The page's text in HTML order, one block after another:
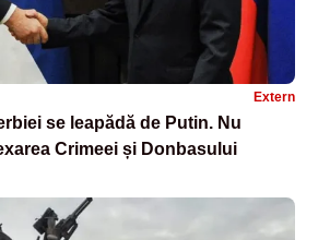
Extern
se leapădă de Putin. Nu
Crimeei și Donbasului